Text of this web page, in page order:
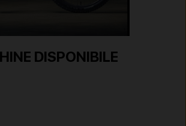
DISPONIBILE